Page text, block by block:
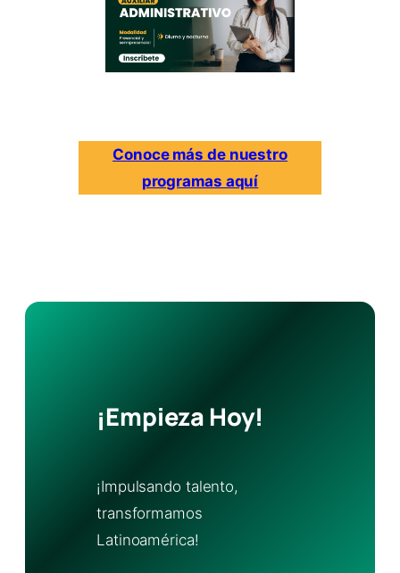
Conoce más de nuestro
programas aquí
¡Empieza Hoy!
¡Impulsando talento,
transformamos
Latinoamérica!